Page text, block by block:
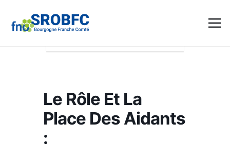
Accueil Events - SROBFC
pratique
Le rôle et la place des aidants :
Le Rôle Et La
Place Des Aidants
: